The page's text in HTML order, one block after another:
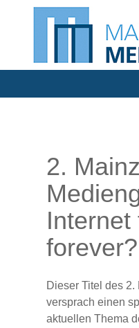
2.
Internet
forever?
Dieser Titel des
versprach einen
aktuellen Thema